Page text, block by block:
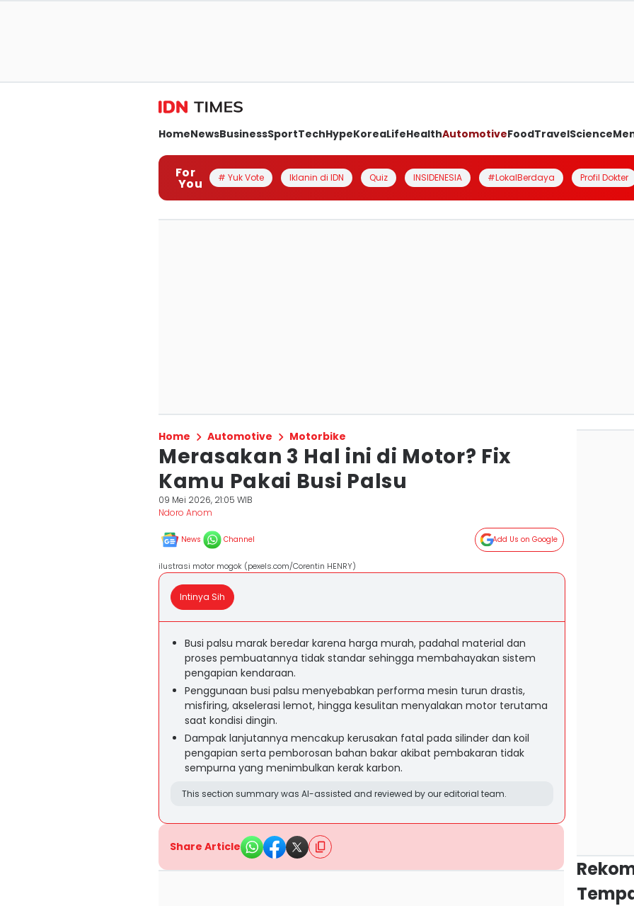
HomeNewsBusinessSportTechHypeKoreaLifeHealthAutomotiveFoodTravelScience
For
You # Yuk Vote Iklanin di IDN Quiz INSIDENESIA #LokalBerdaya Profil Dokter
Home Automotive Motorbike
Merasakan 3 Hal ini di Motor? Fix
Kamu Pakai Busi Palsu
09 Mei 2026, 21:05 WIB
Ndoro Anom
News Channel Add Us on Google
ilustrasi motor mogok (pexels.com/Corentin HENRY)
Intinya Sih
Busi palsu marak beredar karena harga murah, padahal material dan
proses pembuatannya tidak standar sehingga membahayakan sistem
pengapian kendaraan.
Penggunaan busi palsu menyebabkan performa mesin turun drastis,
misfiring, akselerasi lemot, hingga kesulitan menyalakan motor terutama
saat kondisi dingin.
Dampak lanjutannya mencakup kerusakan fatal pada silinder dan koil
pengapian serta pemborosan bahan bakar akibat pembakaran tidak
sempurna yang menimbulkan kerak karbon.
This section summary was AI-assisted and reviewed by our editorial team.
Share Article